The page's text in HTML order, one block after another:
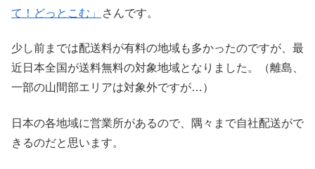
て！どっとこむ」
さんです。
少し前までは配送料が有料の地域も多かったのですが、最
近日本全国が送料無料の対象地域となりました。（離島、
一部の山間部エリアは対象外ですが…）
日本の各地域に営業所があるので、隅々まで自社配送がで
きるのだと思います。